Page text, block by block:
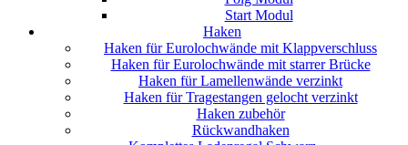
Start Modul
Haken
Haken für Eurolochwände mit Klappverschluss
Haken für Eurolochwände mit starrer Brücke
Haken für Lamellenwände verzinkt
Haken für Tragestangen gelocht verzinkt
Haken zubehör
Rückwandhaken